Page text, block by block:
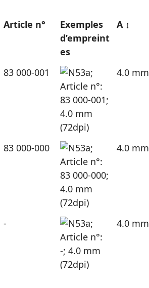
Article n°
Exemples
d’empreint
es
A ↕
83 000-001 4.0 mm
83 000-000 4.0 mm
- 4.0 mm